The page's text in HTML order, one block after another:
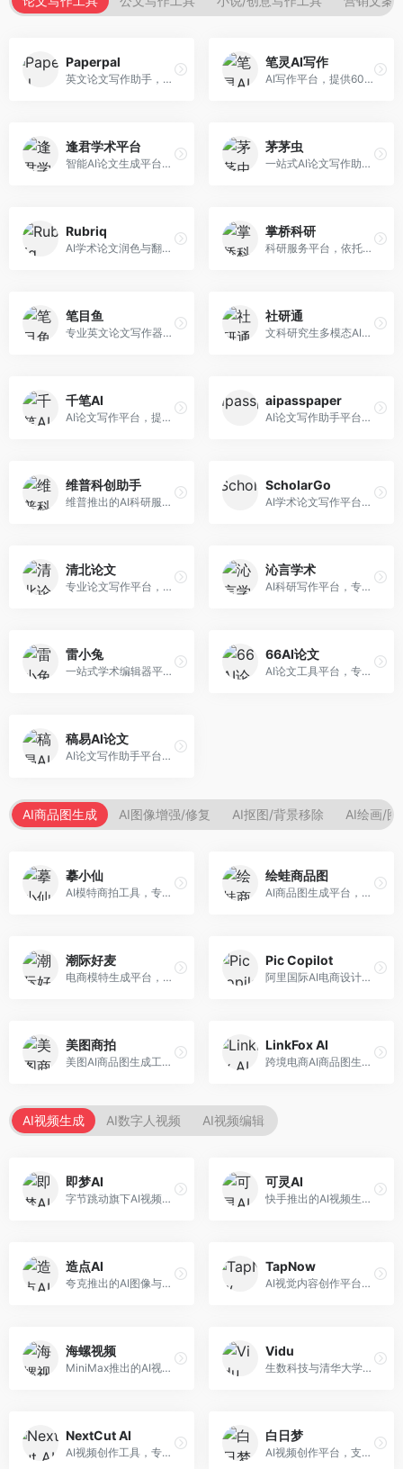
Paperpal
英文论文写作助手，专注于学术英语润色。面向需要发表国际期刊的研究者，提供语法检查、学术表达优化、格式规范等服务，英语表达地道专业。
笔灵AI写作
AI写作平台，提供600+写作模板。面向学生、职场人士和内容创作者，支持论文、公文、营销文案等多种文体，模板丰富，一键生成，写作效率大幅提升。
逢君学术平台
智能AI论文生成平台，支持查重检测。面向高校学生和研究人员，提供论文选题、内容生成、查重修改等一站式服务，学术写作流程完整。
茅茅虫
一站式AI论文写作助手，覆盖学术写作全场景。面向高校学生和科研人员，提供开题报告、文献综述、论文正文等写作服务，支持多学科多类型论文，操作简便。
Rubriq
AI学术论文润色与翻译平台。面向国际期刊投稿者，提供论文润色、翻译、格式调整等服务，支持多语言，学术表达专业规范。
掌桥科研
科研服务平台，依托3亿+真实文献数据库。面向学术研究者和学生，提供文献检索、论文写作、科研数据分析等服务，文献资源丰富，学术支持专业。
笔目鱼
专业英文论文写作器，支持学术论文全流程。面向留学生和国际期刊投稿者，提供英文论文撰写、润色、格式调整等服务，学术英语表达规范。
社研通
文科研究生多模态AI学术写作平台。面向文科研究生和社科研究者，提供文献综述、理论分析、定性研究辅助等服务，文科研究方法论支持完善。
千笔AI
AI论文写作平台，提供无限改稿服务。面向高校学生和学术研究者，支持论文选题、大纲生成、内容撰写、查重修改等全流程服务，改稿次数不限，服务质量有保障。
aipasspaper
AI论文写作助手平台，提供智能化的学术写作支持。面向大学生和研究人员，支持多种学科论文生成，提供参考文献管理和格式规范服务，写作效率高。
维普科创助手
维普推出的AI科研服务平台，整合学术资源与智能写作。面向科研人员和高校师生，提供文献检索、论文写作、查重检测等一站式服务，学术资源权威可靠。
ScholarGo
AI学术论文写作平台，专注于理工科领域的逻辑构建。面向理工科研究生和科研工作者，提供公式编辑、数据分析、论文结构优化等服务，理工科写作逻辑严谨。
清北论文
专业论文写作平台，依托高校学术资源。面向本科生和研究生，提供论文指导、写作辅助、查重检测等服务，学术规范性强，适合追求高质量论文的用户。
沁言学术
AI科研写作平台，专注于学术研究辅助。面向研究生和科研工作者，提供文献分析、研究方法指导、论文撰写等服务，学术资源丰富，研究支持全面。
雷小兔
一站式学术编辑器平台，覆盖论文写作全流程。面向高校学生和科研人员，提供选题分析、文献检索、论文生成、查重降重等服务，操作流程清晰，学术写作效率显著提升。
66AI论文
AI论文工具平台，专注于高质量低查重论文生成。面向大学生和研究生，提供论文写作、降重修改等服务，生成内容原创度高，查重率低。
稿易AI论文
AI论文写作助手平台，提供智能化学术写作支持。面向高校学生，支持多种论文类型生成，提供参考文献管理和格式规范服务，操作流程简单。
AI商品图生成 AI图像增强/修复 AI抠图/背景移除 AI绘画/图
摹小仙
AI模特商拍工具，专注于服装电商。面向服装电商卖家，提供虚拟模特试穿、商品展示图生成等服务，模特形象多样，拍摄成本低。
绘蛙商品图
AI商品图生成平台，支持模特换装和场景生成。面向电商卖家，提供商品上身效果展示、场景化商品图生成等服务，电商营销效果显著。
潮际好麦
电商模特生成平台，支持AI虚拟模特创作。面向服装和配饰电商，提供模特试穿、商品展示、营销素材生成等服务，模特形象可定制。
Pic Copilot
阿里国际AI电商设计工具，专注于跨境电商。面向跨境电商卖家，提供商品图优化、营销海报生成、多语言适配等服务，海外市场适配性强。
美图商拍
美图AI商品图生成工具，整合美图生态。面向电商卖家，提供商品图美化、模特替换、场景生成等服务，移动端操作便捷。
LinkFox AI
跨境电商AI商品图生成工具。面向跨境电商卖家，支持多语言商品图生成、模特替换、场景优化等服务，适配海外电商平台需求。
AI视频生成 AI数字人视频 AI视频编辑
即梦AI
字节跳动旗下AI视频创作平台，支持多模态内容生成。面向内容创作者和营销人员，提供文生视频、图生视频、智能剪辑等功能，中文理解能力强，创作效率高。
可灵AI
快手推出的AI视频生成平台，支持文生视频和图生视频，可生成长达2分钟的高质量视频内容。面向短视频创作者和营销人员，操作简便，生成效果逼真，适合商业推广和创意表达。
造点AI
夸克推出的AI图像与视频创作平台。面向普通用户和内容创作者，提供文生图、文生视频等功能，操作简便，与夸克生态深度整合。
TapNow
AI视觉内容创作平台，整合图像与视频生成能力。面向内容创作者，提供文生图、文生视频、智能编辑等服务，创作工具丰富，一站式体验便捷。
海螺视频
MiniMax推出的AI视频生成工具，支持高质量视频创作。面向内容创作者，提供文生视频、视频编辑等功能，生成速度快，视频效果自然流畅。
Vidu
生数科技与清华大学联合研发的AI视频生成大模型。面向视频创作者和内容生产者，支持文生视频、图生视频，视频质量高，物理运动理解准确，国产视频生成领先工具。
NextCut AI
AI视频创作工具，专注于智能剪辑和视频生成。面向视频创作者，提供智能剪辑、视频生成、特效添加等功能，剪辑效率高，适合快节奏内容生产。
白日梦
AI视频创作平台，支持生成长达50分钟的长视频内容。面向长视频创作者和内容生产者，支持故事视频生成、视频编辑等功能，适合叙事性内容创作。